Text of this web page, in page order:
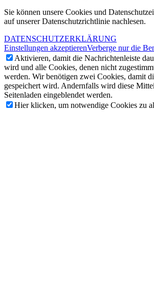
Sie können unsere Cookies und
auf unserer Datenschutzrichtlinie nachlesen.
DATENSCHUTZERKLÄRUNG
Einstellungen akzeptierenVerberge nur die
Aktivieren, damit die Nachrichtenleiste
wird und alle Cookies, denen nicht
werden. Wir benötigen zwei Cookies, damit
gespeichert wird. Andernfalls wird diese
Seitenladen eingeblendet werden.
Hier klicken, um notwendige Cookies zu